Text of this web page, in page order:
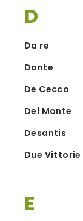
D
Da re
Dante
De Cecco
Del Monte
Desantis
Due Vittorie
E